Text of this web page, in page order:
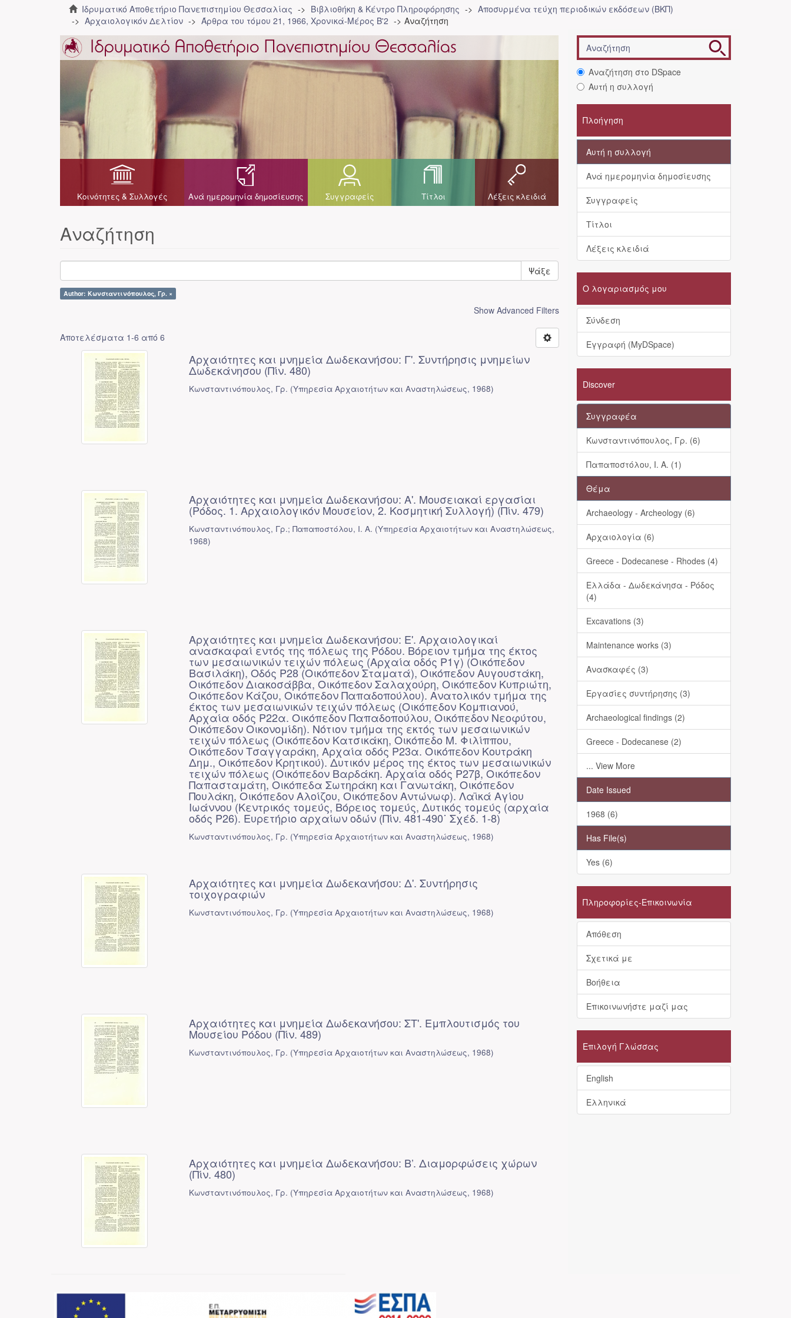
Ιδρυματικό Αποθετήριο Πανεπιστημίου Θεσσαλίας Βιβλιοθήκη & Κέντρο Πληροφόρησης
Αποσυρμένα τεύχη περιοδικών εκδόσεων (ΒΚΠ)
Αρχαιολογικόν Δελτίον
Άρθρα του τόμου 21, 1966, Χρονικά-Μέρος Β'2 Αναζήτηση
Κοινότητες & Συλλογές Ανά ημερομηνία δημοσίευσης Συγγραφείς Τίτλοι Λέξεις κλειδιά
Αναζήτηση
Ψάξε
Author: Κωνσταντινόπουλος, Γρ. ×
Show Advanced Filters
Αποτελέσματα 1-6 από 6
Αρχαιότητες και μνημεία Δωδεκανήσου: Γ'. Συντήρησις μνημείων
Δωδεκάνησου (Πίν. 480)
Κωνσταντινόπουλος, Γρ. (Υπηρεσία Αρχαιοτήτων και Αναστηλώσεως, 1968)
Αρχαιότητες και μνημεία Δωδεκανήσου: Α'. Μουσειακαί εργασίαι
(Ρόδος. 1. Αρχαιολογικόν Μουσείον, 2. Κοσμητική Συλλογή) (Πίν. 479)
Κωνσταντινόπουλος, Γρ.; Παπαποστόλου, Ι. Α. (Υπηρεσία Αρχαιοτήτων και Αναστηλώσεως,
1968)
Αρχαιότητες και μνημεία Δωδεκανήσου: Ε'. Αρχαιολογικαί
ανασκαφαί εντός της πόλεως της Ρόδου. Βόρειον τμήμα της έκτος
των μεσαιωνικών τειχών πόλεως (Αρχαία οδός Ρ1γ) (Οικόπεδον
Βασιλάκη), Οδός Ρ28 (Οικόπεδον Σταματά), Οικόπεδον Αυγουστάκη,
Οικόπεδον Διακοσάββα, Οικόπεδον Σαλαχούρη, Οικόπεδον Κυπριώτη,
Οικόπεδον Κάζου, Οικόπεδον Παπαδοπούλου). Ανατολικόν τμήμα της
έκτος των μεσαιωνικών τειχών πόλεως (Οικόπεδον Κομπιανού,
Αρχαία οδός Ρ22α. Οικόπεδον Παπαδοπούλου, Οικόπεδον Νεοφύτου,
Οικόπεδον Οικονομίδη). Νότιον τμήμα της εκτός των μεσαιωνικών
τειχών πόλεως (Οικόπεδον Κατσικάκη, Οικόπεδο Μ. Φιλίππου,
Οικόπεδον Τσαγγαράκη, Αρχαία οδός Ρ23α. Οικόπεδον Κουτράκη
Δημ., Οικόπεδον Κρητικού). Δυτικόν μέρος της έκτος των μεσαιωνικών
τειχών πόλεως (Οικόπεδον Βαρδάκη. Αρχαία οδός Ρ27β, Οικόπεδον
Παπασταμάτη, Οικόπεδα Σωτηράκη και Γανωτάκη, Οικόπεδον
Πουλάκη, Οικόπεδον Αλοίζου, Οικόπεδον Αντώνωφ). Λαϊκά Αγίου
Ιωάννου (Κεντρικός τομεύς, Βόρειος τομεύς, Δυτικός τομεύς (αρχαία
οδός Ρ26). Ευρετήριο αρχαίων οδών (Πίν. 481-490˙ Σχέδ. 1-8)
Κωνσταντινόπουλος, Γρ. (Υπηρεσία Αρχαιοτήτων και Αναστηλώσεως, 1968)
Αρχαιότητες και μνημεία Δωδεκανήσου: Δ'. Συντήρησις
τοιχογραφιών
Κωνσταντινόπουλος, Γρ. (Υπηρεσία Αρχαιοτήτων και Αναστηλώσεως, 1968)
Αρχαιότητες και μνημεία Δωδεκανήσου: ΣΤ'. Εμπλουτισμός του
Μουσείου Ρόδου (Πίν. 489)
Κωνσταντινόπουλος, Γρ. (Υπηρεσία Αρχαιοτήτων και Αναστηλώσεως, 1968)
Αρχαιότητες και μνημεία Δωδεκανήσου: Β’. Διαμορφώσεις χώρων
(Πίν. 480)
Κωνσταντινόπουλος, Γρ. (Υπηρεσία Αρχαιοτήτων και Αναστηλώσεως, 1968)
Αναζήτηση στο DSpace
Αυτή η συλλογή
Πλοήγηση
Αυτή η συλλογή
Ανά ημερομηνία δημοσίευσης
Συγγραφείς
Τίτλοι
Λέξεις κλειδιά
Ο λογαριασμός μου
Σύνδεση
Εγγραφή (MyDSpace)
Discover
Συγγραφέα
Κωνσταντινόπουλος, Γρ. (6)
Παπαποστόλου, Ι. Α. (1)
Θέμα
Archaeology - Archeology (6)
Αρχαιολογία (6)
Greece - Dodecanese - Rhodes (4)
Ελλάδα - Δωδεκάνησα - Ρόδος
(4)
Excavations (3)
Maintenance works (3)
Ανασκαφές (3)
Εργασίες συντήρησης (3)
Archaeological findings (2)
Greece - Dodecanese (2)
... View More
Date Issued
1968 (6)
Has File(s)
Yes (6)
Πληροφορίες-Επικοινωνία
Απόθεση
Σχετικά με
Βοήθεια
Επικοινωνήστε μαζί μας
Επιλογή Γλώσσας
English
Ελληνικά